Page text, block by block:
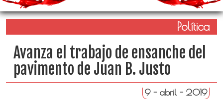
Política
Avanza el trabajo de ensanche del
pavimento de Juan B. Justo
9 - abril - 2019